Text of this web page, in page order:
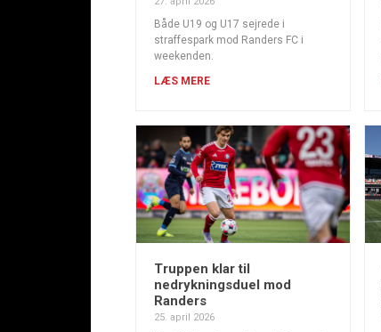
Både U19 og U17 sejrede i
straffespark mod Randers FC i
weekenden.
LÆS MERE
Truppen klar til
nedrykningsduel mod
Randers
25. april 2026